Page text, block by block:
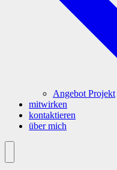
Angebot Projekt
mitwirken
kontaktieren
über mich
Menü